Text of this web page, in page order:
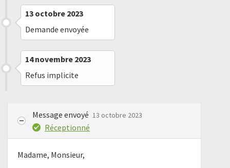
13 octobre 2023
Demande envoyée
14 novembre 2023
Refus implicite
Message envoyé 13 octobre 2023
Réceptionné
Madame, Monsieur,